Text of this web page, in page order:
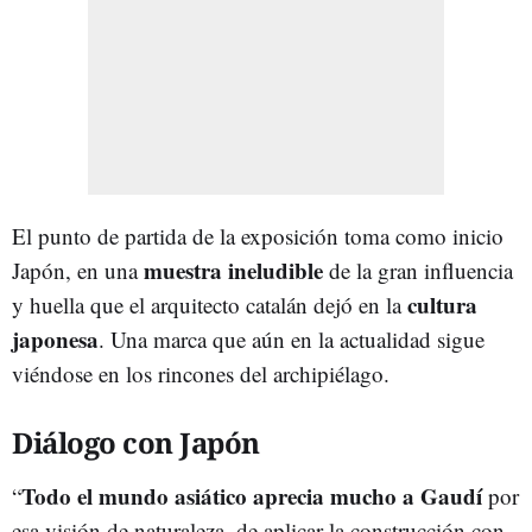
El punto de partida de la exposición toma como inicio
Japón, en unamuestra ineludible de la gran influencia
y huella que el arquitecto catalán dejó en lacultura
japonesa. Una marca que aún en la actualidad sigue
viéndose en los rincones del archipiélago.
Diálogo con Japón
“Todo el mundo asiático aprecia mucho a Gaudípor